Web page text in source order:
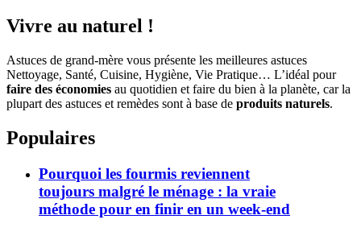
Vivre au naturel !
Astuces de grand-mère vous présente les meilleures astuces
Nettoyage, Santé, Cuisine, Hygiène, Vie Pratique… L’idéal pour
faire des économies au quotidien et faire du bien à la planète, car la
plupart des astuces et remèdes sont à base de produits naturels.
Populaires
Pourquoi les fourmis reviennent
toujours malgré le ménage : la vraie
méthode pour en finir en un week-end